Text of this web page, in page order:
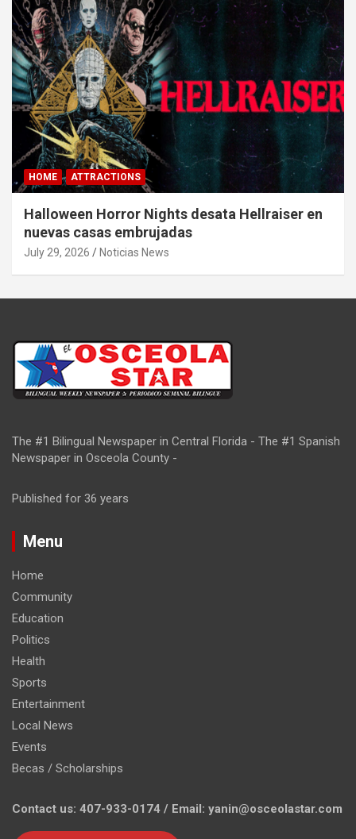
HOME ATTRACTIONS
Halloween Horror Nights desata Hellraiser en
nuevas casas embrujadas
July 29, 2026 Noticias News
The #1 Bilingual Newspaper in Central Florida - The #1 Spanish
Newspaper in Osceola County -
Published for 36 years
Menu
Home
Community
Education
Politics
Health
Sports
Entertainment
Local News
Events
Becas / Scholarships
Contact us: 407-933-0174 / Email: yanin@osceolastar.com